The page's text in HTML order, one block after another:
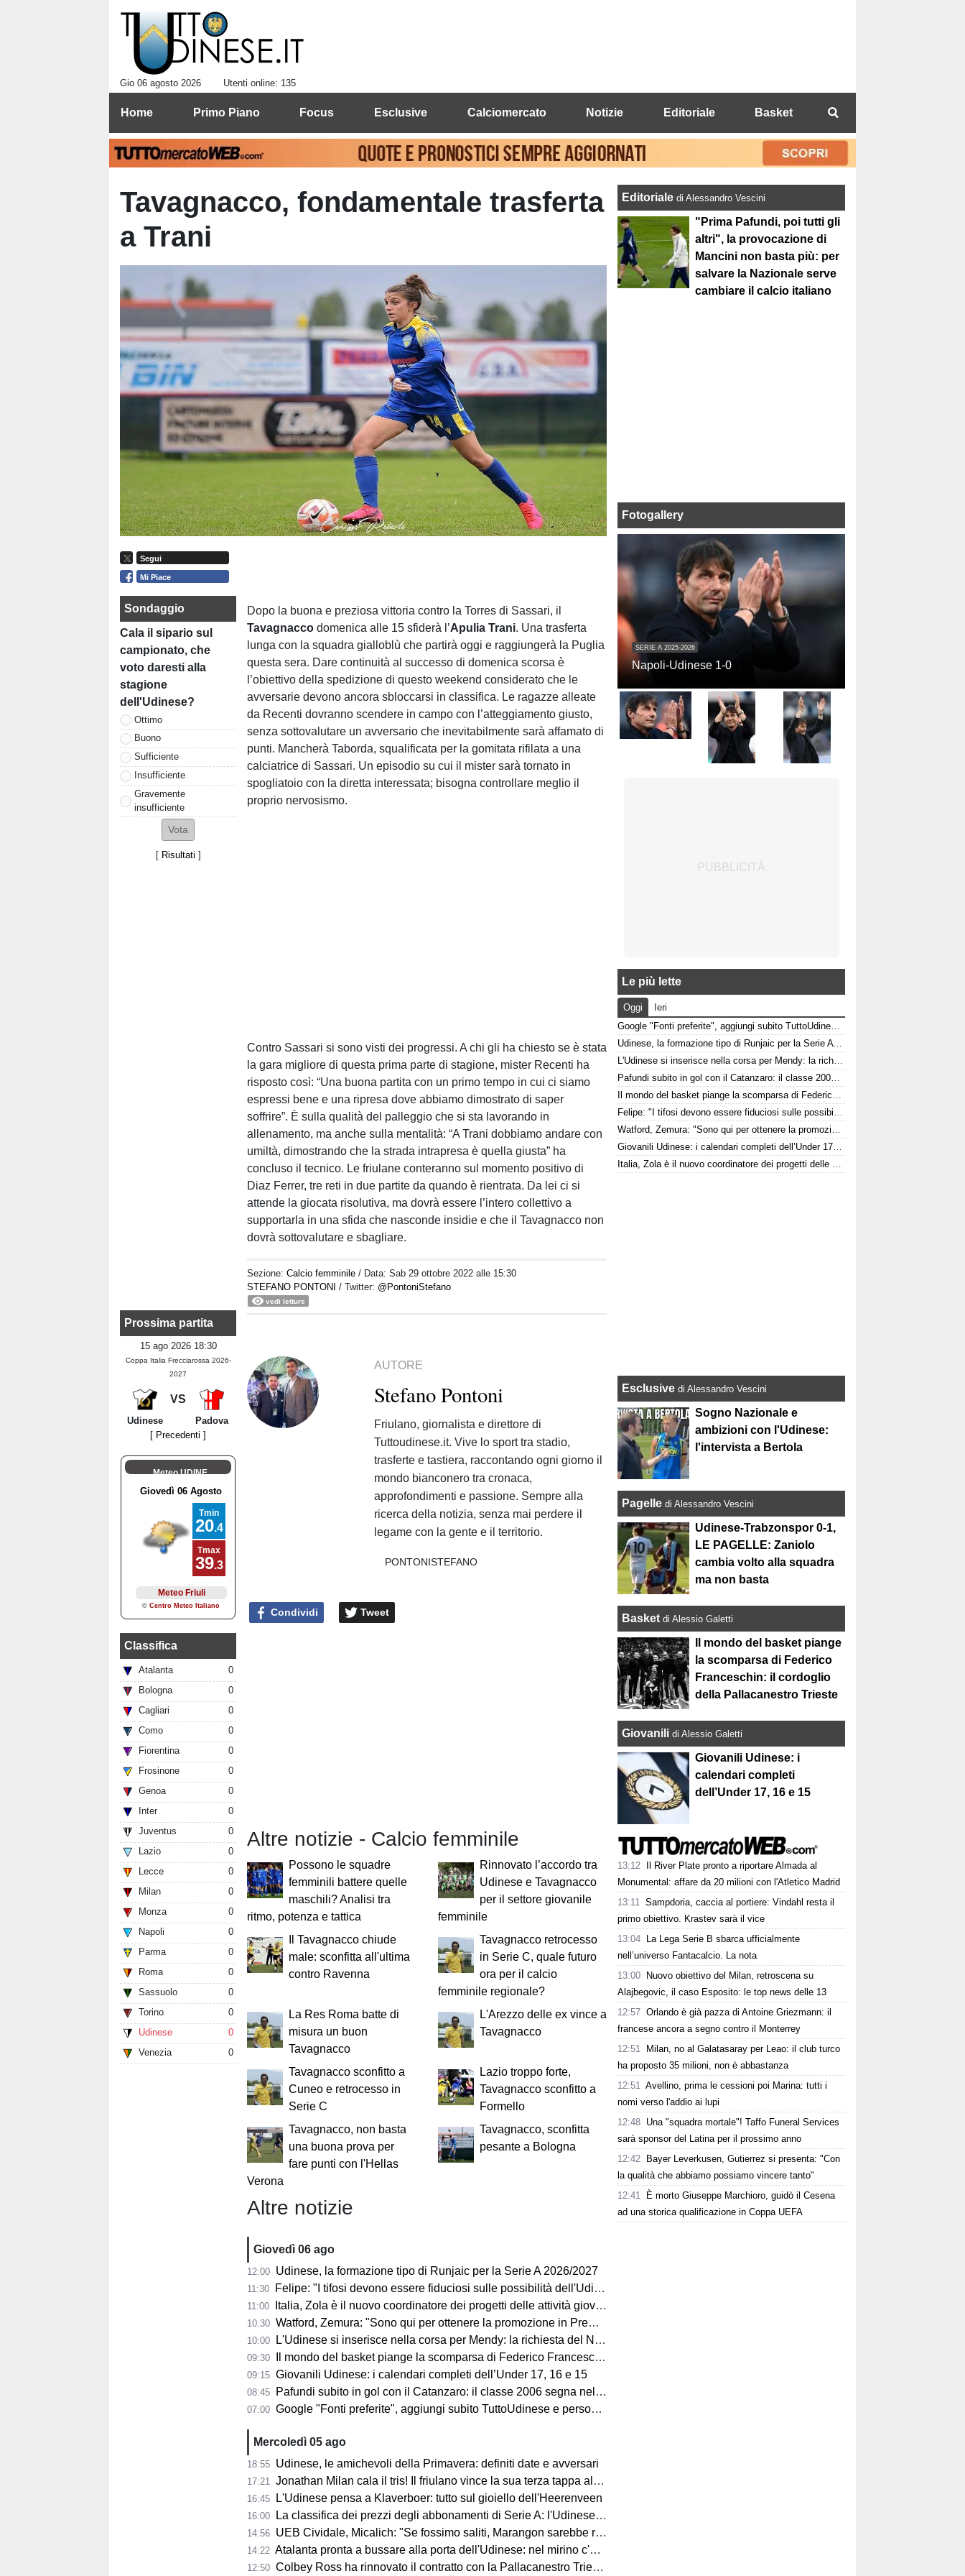
Gio 06 agosto 2026 Utenti online: 135
Home Primo Piano Focus Esclusive Calciomercato Notizie Editoriale Basket
Tavagnacco, fondamentale trasferta
a Trani
Segui
Mi Piace
Sondaggio
Cala il sipario sul
campionato, che
voto daresti alla
stagione
dell'Udinese?
Ottimo
Buono
Sufficiente
Insufficiente
Gravemente
insufficiente
[ Risultati ]
Prossima partita
15 ago 2026 18:30
Coppa Italia Frecciarossa 2026-
2027
VS
Udinese
Padova
[ Precedenti ]
Meteo UDINE
Classifica
Atalanta
0
Bologna
0
Cagliari
0
Como
0
Fiorentina
0
Frosinone
0
Genoa
0
Inter
0
Juventus
0
Lazio
0
Lecce
0
Milan
0
Monza
0
Napoli
0
Parma
0
Roma
0
Sassuolo
0
Torino
0
Udinese
0
Venezia
0
Dopo la buona e preziosa vittoria contro la Torres di Sassari, il
Tavagnacco domenica alle 15 sfiderà l’Apulia Trani. Una trasferta
lunga con la squadra gialloblù che partirà oggi e raggiungerà la Puglia
questa sera. Dare continuità al successo di domenica scorsa è
l’obiettivo della spedizione di questo weekend considerato che le
avversarie devono ancora sbloccarsi in classifica. Le ragazze alleate
da Recenti dovranno scendere in campo con l’atteggiamento giusto,
senza sottovalutare un avversario che inevitabilmente sarà affamato di
punti. Mancherà Taborda, squalificata per la gomitata rifilata a una
calciatrice di Sassari. Un episodio su cui il mister sarà tornato in
spogliatoio con la diretta interessata; bisogna controllare meglio il
proprio nervosismo.
Contro Sassari si sono visti dei progressi. A chi gli ha chiesto se è stata
la gara migliore di questa prima parte di stagione, mister Recenti ha
risposto così: “Una buona partita con un primo tempo in cui ci siamo
espressi bene e una ripresa dove abbiamo dimostrato di saper
soffrire”. È sulla qualità del palleggio che si sta lavorando in
allenamento, ma anche sulla mentalità: “A Trani dobbiamo andare con
umiltà, dimostrando che la strada intrapresa è quella giusta” ha
concluso il tecnico. Le friulane conteranno sul momento positivo di
Diaz Ferrer, tre reti in due partite da quando è rientrata. Da lei ci si
attende la giocata risolutiva, ma dovrà essere l’intero collettivo a
supportarla in una sfida che nasconde insidie e che il Tavagnacco non
dovrà sottovalutare e sbagliare.
Sezione:Calcio femminile / Data:Sab 29 ottobre 2022 alle 15:30
STEFANO PONTONI
/ Twitter: @PontoniStefano
vedi letture
AUTORE
Stefano Pontoni
Friulano, giornalista e direttore di
Tuttoudinese.it. Vive lo sport tra stadio,
trasferte e tastiera, raccontando ogni giorno il
mondo bianconero tra cronaca,
approfondimenti e passione. Sempre alla
ricerca della notizia, senza mai perdere il
legame con la gente e il territorio.
PONTONISTEFANO
Condividi Tweet
Altre notizie - Calcio femminile
Possono le squadre
femminili battere quelle
maschili? Analisi tra
ritmo, potenza e tattica
Rinnovato l’accordo tra
Udinese e Tavagnacco
per il settore giovanile
femminile
Il Tavagnacco chiude
male: sconfitta all'ultima
contro Ravenna
Tavagnacco retrocesso
in Serie C, quale futuro
ora per il calcio
femminile regionale?
La Res Roma batte di
misura un buon
Tavagnacco
L'Arezzo delle ex vince a
Tavagnacco
Tavagnacco sconfitto a
Cuneo e retrocesso in
Serie C
Lazio troppo forte,
Tavagnacco sconfitto a
Formello
Tavagnacco, non basta
una buona prova per
fare punti con l'Hellas
Verona
Tavagnacco, sconfitta
pesante a Bologna
Altre notizie
Giovedì 06 ago
12:00 Udinese, la formazione tipo di Runjaic per la Serie A 2026/2027
11:30 Felipe: "I tifosi devono essere fiduciosi sulle possibilità dell'Udinese, Runjaic ha la squadra in mano"
11:00 Italia, Zola è il nuovo coordinatore dei progetti delle attività giovanili
10:30 Watford, Zemura: "Sono qui per ottenere la promozione in Premier League"
10:00 L'Udinese si inserisce nella corsa per Mendy: la richiesta del Nizza per il difensore
09:30 Il mondo del basket piange la scomparsa di Federico Franceschin: il cordoglio della Pallacanestro Trieste
09:15 Giovanili Udinese: i calendari completi dell’Under 17, 16 e 15
08:45 Pafundi subito in gol con il Catanzaro: il classe 2006 segna nell'amichevole contro il Giugliano
07:00 Google "Fonti preferite", aggiungi subito TuttoUdinese e personalizza le tue notizie
Mercoledì 05 ago
18:55 Udinese, le amichevoli della Primavera: definiti date e avversari
17:21 Jonathan Milan cala il tris! Il friulano vince la sua terza tappa al Tour de Pologne
16:45 L'Udinese pensa a Klaverboer: tutto sul gioiello dell'Heerenveen
16:00 La classifica dei prezzi degli abbonamenti di Serie A: l'Udinese vanta un primato
14:56 UEB Cividale, Micalich: "Se fossimo saliti, Marangon sarebbe rimasto e avrei fatto giocare gli italiani"
14:22 Atalanta pronta a bussare alla porta dell'Udinese: nel mirino c'è Kristensen
12:50 Colbey Ross ha rinnovato il contratto con la Pallacanestro Trieste
Editorialedi Alessandro Vescini
"Prima Pafundi, poi tutti gli
altri", la provocazione di
Mancini non basta più: per
salvare la Nazionale serve
cambiare il calcio italiano
Fotogallery
SERIE A 2025-2026
Napoli-Udinese 1-0
Le più lette
Oggi
Ieri
Google "Fonti preferite", aggiungi subito TuttoUdinese e personalizza le tue notizie
Udinese, la formazione tipo di Runjaic per la Serie A 2026/2027
L'Udinese si inserisce nella corsa per Mendy: la richiesta del Nizza per il difensore
Pafundi subito in gol con il Catanzaro: il classe 2006 segna nell'amichevole contro il Giugliano
Il mondo del basket piange la scomparsa di Federico Franceschin: il cordoglio della Pallacanestro Trieste
Felipe: "I tifosi devono essere fiduciosi sulle possibilità dell'Udinese, Runjaic ha la squadra in mano"
Watford, Zemura: "Sono qui per ottenere la promozione in Premier League"
Giovanili Udinese: i calendari completi dell’Under 17, 16 e 15
Italia, Zola è il nuovo coordinatore dei progetti delle attività giovanili
Esclusive di Alessandro Vescini
Sogno Nazionale e
ambizioni con l'Udinese:
l'intervista a Bertola
Pagelle di Alessandro Vescini
Udinese-Trabzonspor 0-1,
LE PAGELLE: Zaniolo
cambia volto alla squadra
ma non basta
Basket di Alessio Galetti
Il mondo del basket piange
la scomparsa di Federico
Franceschin: il cordoglio
della Pallacanestro Trieste
Giovanili di Alessio Galetti
Giovanili Udinese: i
calendari completi
dell’Under 17, 16 e 15
13:12
Il River Plate pronto a riportare Almada al
Monumental: affare da 20 milioni con l'Atletico Madrid
13:11 Sampdoria, caccia al portiere: Vindahl resta il
primo obiettivo. Krastev sarà il vice
13:04
La Lega Serie B sbarca ufficialmente
nell’universo Fantacalcio. La nota
13:00
Nuovo obiettivo del Milan, retroscena su
Alajbegovic, il caso Esposito: le top news delle 13
12:57 Orlando è già pazza di Antoine Griezmann: il
francese ancora a segno contro il Monterrey
12:51
Milan, no al Galatasaray per Leao: il club turco
ha proposto 35 milioni, non è abbastanza
12:51 Avellino, prima le cessioni poi Marina: tutti i
nomi verso l'addio ai lupi
12:48 Una "squadra mortale"! Taffo Funeral Services
sarà sponsor del Latina per il prossimo anno
12:42
Bayer Leverkusen, Gutierrez si presenta: "Con
la qualità che abbiamo possiamo vincere tanto"
12:41
È morto Giuseppe Marchioro, guidò il Cesena
ad una storica qualificazione in Coppa UEFA